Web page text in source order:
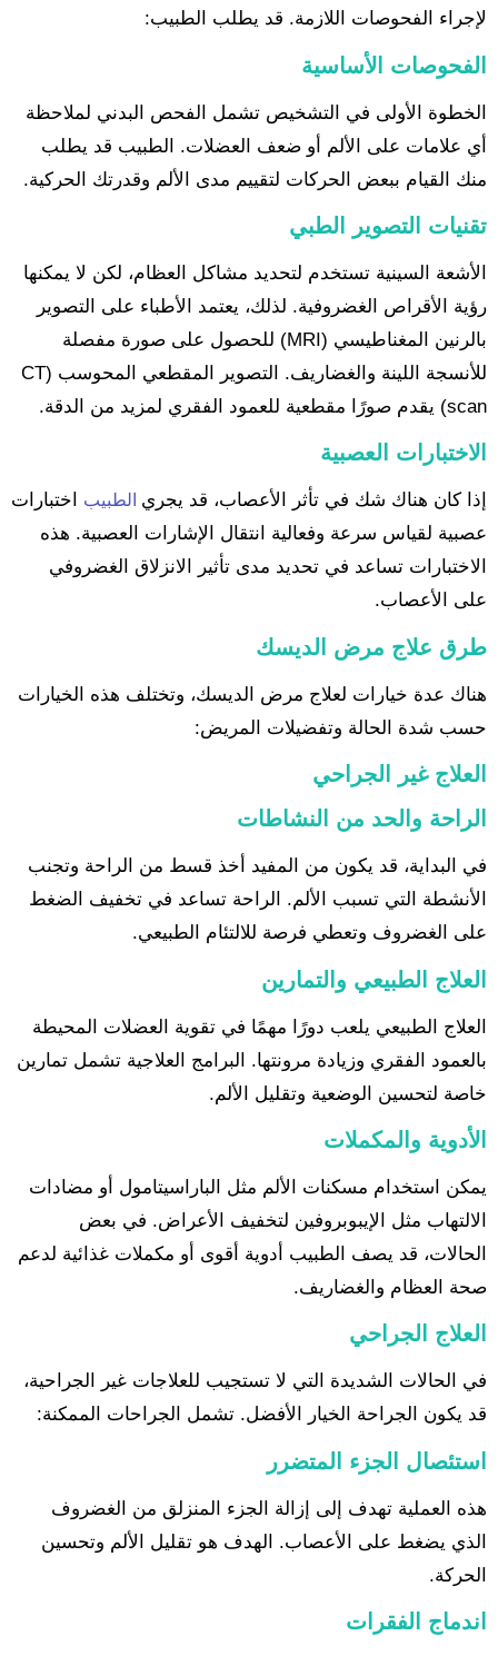
لإجراء الفحوصات اللازمة. قد يطلب الطبيب:
الفحوصات الأساسية
الخطوة الأولى في التشخيص تشمل الفحص البدني لملاحظة
أي علامات على الألم أو ضعف العضلات. الطبيب قد يطلب
منك القيام ببعض الحركات لتقييم مدى الألم وقدرتك الحركية.
تقنيات التصوير الطبي
الأشعة السينية تستخدم لتحديد مشاكل العظام، لكن لا يمكنها
رؤية الأقراص الغضروفية. لذلك، يعتمد الأطباء على التصوير
بالرنين المغناطيسي (MRI) للحصول على صورة مفصلة
للأنسجة اللينة والغضاريف. التصوير المقطعي المحوسب (CT
scan) يقدم صورًا مقطعية للعمود الفقري لمزيد من الدقة.
الاختبارات العصبية
إذا كان هناك شك في تأثر الأعصاب، قد يجري الطبيب
اختبارات
عصبية لقياس سرعة وفعالية انتقال الإشارات العصبية. هذه
الاختبارات تساعد في تحديد مدى تأثير الانزلاق الغضروفي
على الأعصاب.
طرق علاج مرض الديسك
هناك عدة خيارات لعلاج مرض الديسك، وتختلف هذه الخيارات
حسب شدة الحالة وتفضيلات المريض:
العلاج غير الجراحي
الراحة والحد من النشاطات
في البداية، قد يكون من المفيد أخذ قسط من الراحة وتجنب
الأنشطة التي تسبب الألم. الراحة تساعد في تخفيف الضغط
على الغضروف وتعطي فرصة للالتئام الطبيعي.
العلاج الطبيعي والتمارين
العلاج الطبيعي يلعب دورًا مهمًا في تقوية العضلات المحيطة
بالعمود الفقري وزيادة مرونتها. البرامج العلاجية تشمل تمارين
خاصة لتحسين الوضعية وتقليل الألم.
الأدوية والمكملات
يمكن استخدام مسكنات الألم مثل الباراسيتامول أو مضادات
الالتهاب مثل الإيبوبروفين لتخفيف الأعراض. في بعض
الحالات، قد يصف الطبيب أدوية أقوى أو مكملات غذائية لدعم
صحة العظام والغضاريف.
العلاج الجراحي
في الحالات الشديدة التي لا تستجيب للعلاجات غير الجراحية،
قد يكون الجراحة الخيار الأفضل. تشمل الجراحات الممكنة:
استئصال الجزء المتضرر
هذه العملية تهدف إلى إزالة الجزء المنزلق من الغضروف
الذي يضغط على الأعصاب. الهدف هو تقليل الألم وتحسين
الحركة.
اندماج الفقرات